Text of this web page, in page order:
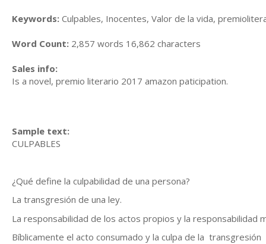
Keywords: Culpables, Inocentes, Valor de la vida,
Word Count: 2,857 words 16,862 characters
Sales info:
Is a novel, premio literario 2017 amazon paticipation.
Sample text:
CULPABLES
¿Qué define la culpabilidad de una persona?
La transgresión de una ley.
La responsabilidad de los actos propios y la responsabilidad
Bíblicamente el acto consumado y la culpa de la